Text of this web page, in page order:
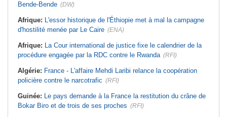
Bende-Bende (DW)
Afrique: L'essor historique de l'Éthiopie met à mal la campagne
d'hostilité menée par Le Caire (ENA)
Afrique: La Cour international de justice fixe le calendrier de la
procédure engagée par la RDC contre le Rwanda (RFI)
Algérie: France - L'affaire Mehdi Laribi relance la coopération
policière contre le narcotrafic (RFI)
Guinée: Le pays demande à la France la restitution du crâne de
Bokar Biro et de trois de ses proches (RFI)